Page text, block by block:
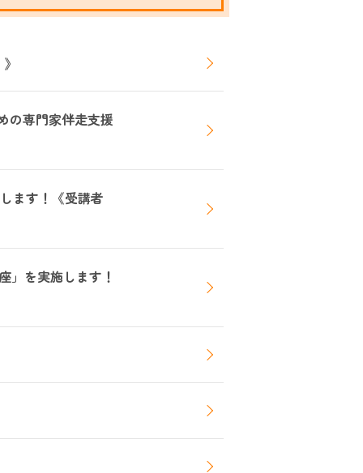
の専門家伴走支援
ます！《受講者
」を実施します！